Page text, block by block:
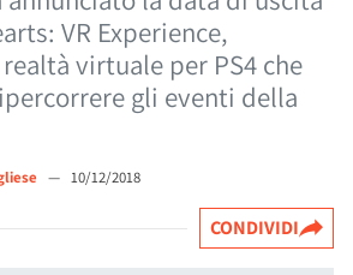
VR Experience,
virtuale per PS4 che
gli eventi della
— 10/12/2018
CONDIVIDI